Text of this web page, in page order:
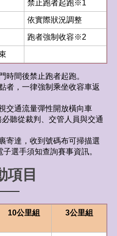
禁止跑者起跑※1
依實際狀況調整
跑者強制收容※2
間後禁止跑者起跑。
者，一律強制乘坐收容車返
交通流量彈性開放橫向車
聽從裁判、交管人員與交通
寄達，收到號碼布可掃描選
選手須知查詢賽事資訊。
項目
10公里組 3公里組